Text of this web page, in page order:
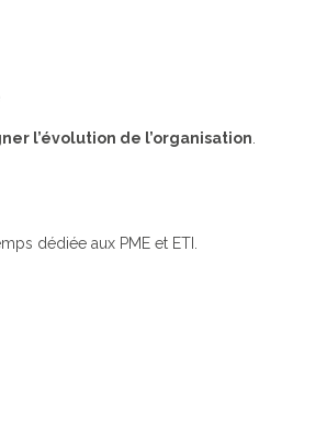
l’évolution de l’organisation.
dédiée aux PME et ETI.